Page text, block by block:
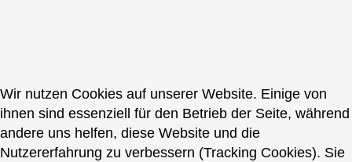
Wir nutzen Cookies auf unserer Website. Einige von
ihnen sind essenziell für den Betrieb der Seite, während
andere uns helfen, diese Website und die
Nutzererfahrung zu verbessern (Tracking Cookies). Sie